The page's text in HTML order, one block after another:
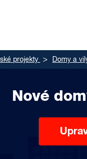
projekty Domy a
Nové